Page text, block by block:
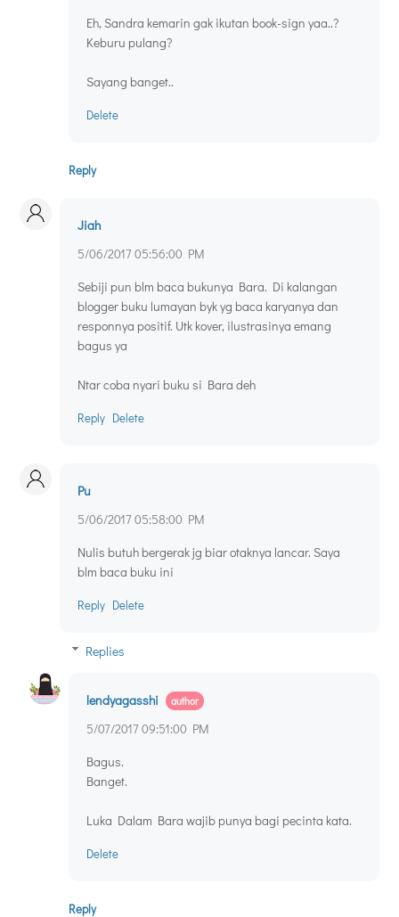
Eh, Sandra kemarin gak ikutan book-sign yaa..?
Keburu pulang?
Sayang banget..
Delete
Reply
Jiah
5/06/2017 05:56:00 PM
Sebiji pun blm baca bukunya Bara. Di kalangan
blogger buku lumayan byk yg baca karyanya dan
responnya positif. Utk kover, ilustrasinya emang
bagus ya
Ntar coba nyari buku si Bara deh
Reply Delete
Pu
5/06/2017 05:58:00 PM
Nulis butuh bergerak jg biar otaknya lancar. Saya
blm baca buku ini
Reply Delete
Replies
lendyagasshi
5/07/2017 09:51:00 PM
Bagus.
Banget.
Luka Dalam Bara wajib punya bagi pecinta kata.
Delete
Reply